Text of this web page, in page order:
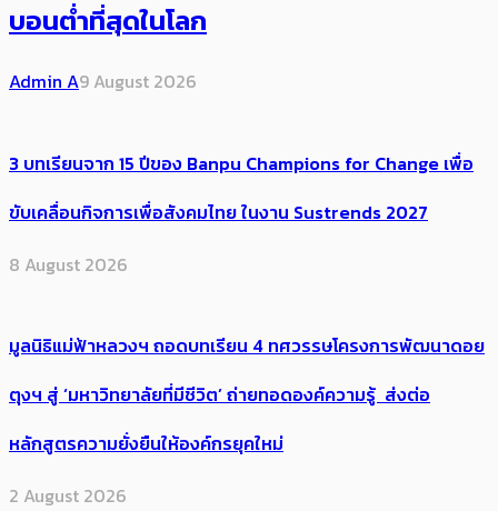
บอนต่ำที่สุดในโลก
Admin A9 August 2026
3 บทเรียนจาก 15 ปีของ Banpu Champions for Change เพื่อ
ขับเคลื่อนกิจการเพื่อสังคมไทย ในงาน Sustrends 2027
8 August 2026
มูลนิธิแม่ฟ้าหลวงฯ ถอดบทเรียน 4 ทศวรรษโครงการพัฒนาดอย
ตุงฯ สู่ ‘มหาวิทยาลัยที่มีชีวิต’ ถ่ายทอดองค์ความรู้ ส่งต่อ
หลักสูตรความยั่งยืนให้องค์กรยุคใหม่
2 August 2026